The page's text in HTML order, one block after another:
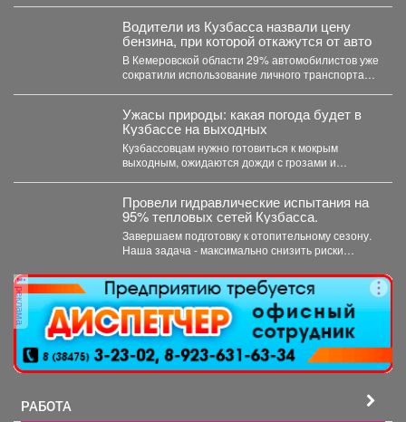
Водители из Кузбасса назвали цену
бензина, при которой откажутся от авто
В Кемеровской области 29% автомобилистов уже
сократили использование личного транспорта
Ужасы природы: какая погода будет в
Кузбассе на выходных
Кузбассовцам нужно готовиться к мокрым
выходным, ожидаются дожди с грозами и
Провели гидравлические испытания на
95% тепловых сетей Кузбасса.
Завершаем подготовку к отопительному сезону.
Наша задача - максимально снизить риски
реклама
РАБОТА